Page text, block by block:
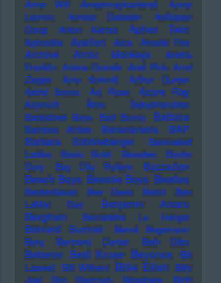
Anne Will
Annenmaykantereit
Annie
Lennox
Anreas Gabalier
Antilopen
Gang
Anton Karras Aphex Twin
Aphrodite Apsilon Arca Arcade Fire
Archive Arctic Monkeys
Aretha
Franklin Ariana Grande Ariel Pink Arnd
Zeigler
Arno Schmitt
Arthur Gunter
Astrid Sonne
Axl Rose Azure Ray
Azymuth Ätna
Babyshambles
Backstreet Boys
Bad Bunny Balbina
Bamboo Artists Bananarama
BAP
Barbara Schöneberger
Barenaked
Ladies
Basia Bulat Bassdee
Baxter
Dury
Bay City Rollers Bazzazian
Beach Boys Beastie Boys Beatles
Beckenbauer Bee Gees Beirut
Ben
LaMar Gay
Benjamin Amaru
Berghain Bernadette La Hengst
Bernard Sumner
Bernd Begemann
Berq
Bertrand Cantat Beth Ditto
Betterov Betti Kruse Beyonce
Bill
Laswell
Bill Withers Billie Eilish
Billy
Joel
Bim Sherman Biosphere
Birth